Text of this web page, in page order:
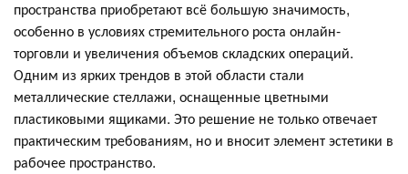
пространства приобретают всё большую значимость,
особенно в условиях стремительного роста онлайн-
торговли и увеличения объемов складских операций.
Одним из ярких трендов в этой области стали
металлические стеллажи, оснащенные цветными
пластиковыми ящиками. Это решение не только отвечает
практическим требованиям, но и вносит элемент эстетики в
рабочее пространство.